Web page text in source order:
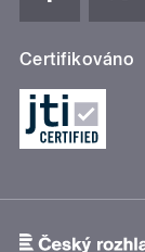
Certifikováno